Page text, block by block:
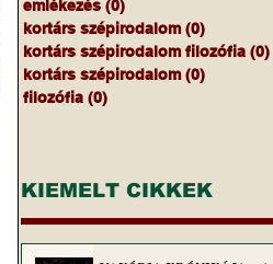
emlékezés (0)
kortárs szépirodalom (0)
kortárs szépirodalom filozófia (0)
kortárs szépirodalom (0)
filozófia (0)
KIEMELT CIKKEK